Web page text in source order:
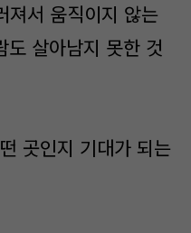
져서 움직이지 않는
살아남지 못한 것
곳인지 기대가 되는